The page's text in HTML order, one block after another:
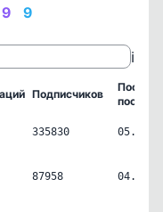
9 9
ℹ️
Подписчиков
пост
335830
87958